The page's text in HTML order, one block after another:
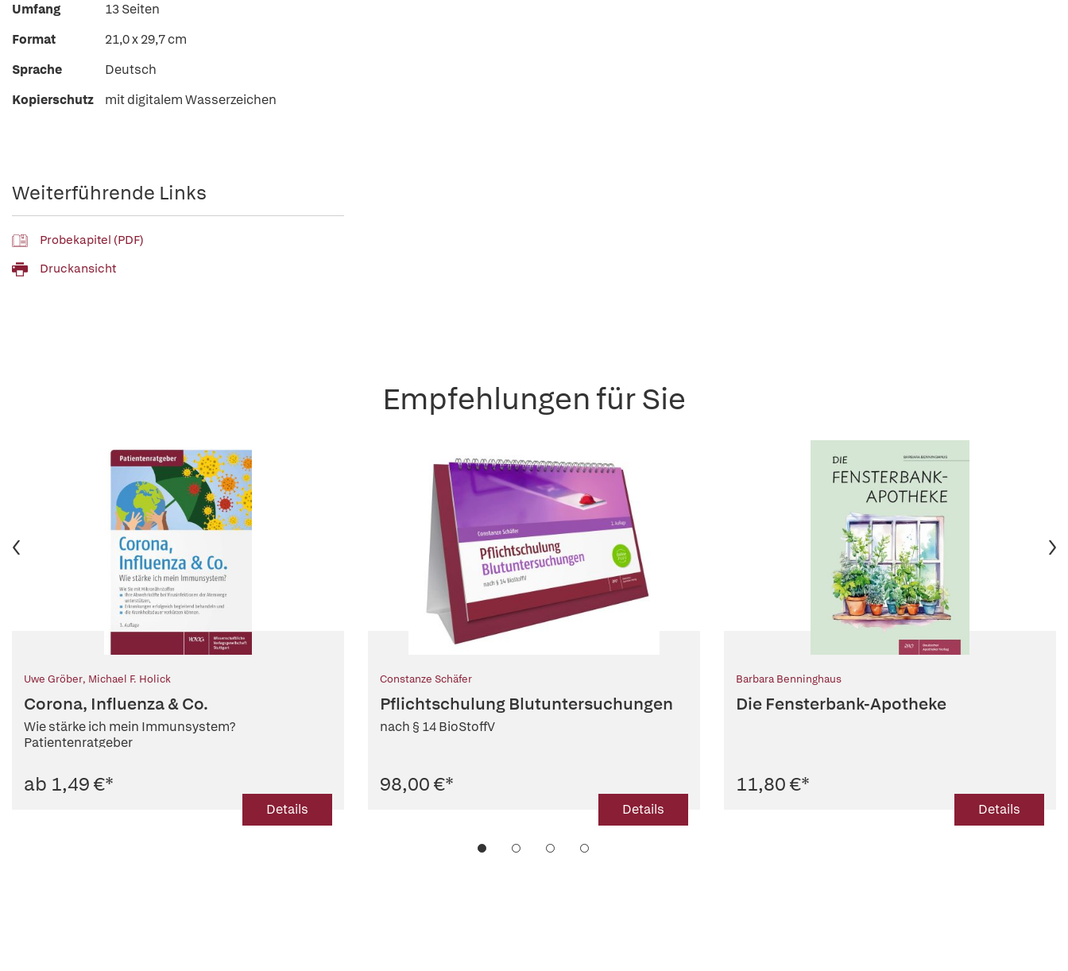
Umfang
13 Seiten
Format
21,0 x 29,7 cm
Sprache
Deutsch
Kopierschutz
mit digitalem Wasserzeichen
Weiterführende Links
Probekapitel (PDF)
Druckansicht
Empfehlungen für Sie
Uwe Gröber, Michael F. Holick
Corona, Influenza & Co.
Wie stärke ich mein Immunsystem?
Patientenratgeber
ab 1,49 €*
Details
Constanze Schäfer
Pflichtschulung Blutuntersuchungen
nach § 14 BioStoffV
98,00 €*
Details
Barbara Benninghaus
Die Fensterbank-Apotheke
11,80 €*
Details